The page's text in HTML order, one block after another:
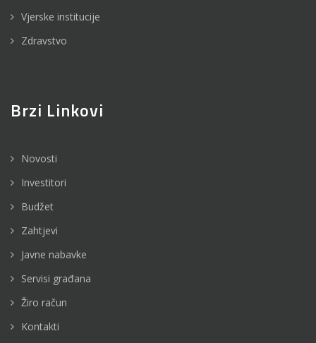
Vjerske institucije
Zdravstvo
Brzi Linkovi
Novosti
Investitori
Budžet
Zahtjevi
Javne nabavke
Servisi građana
Žiro račun
Kontakti